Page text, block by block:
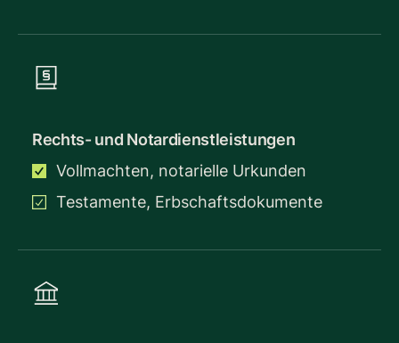
Rechts- und Notardienstleistungen
Vollmachten, notarielle Urkunden
Testamente, Erbschaftsdokumente